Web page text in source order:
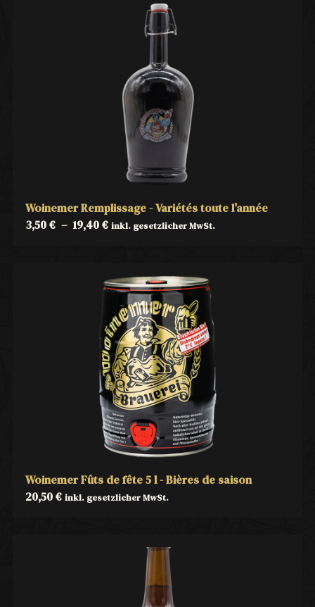
Woinemer Remplissage - Variétés toute l'année
3,50€ – 19,40€ inkl. gesetzlicher MwSt.
Woinemer Fûts de fête 5 l - Bières de saison
20,50€ inkl. gesetzlicher MwSt.